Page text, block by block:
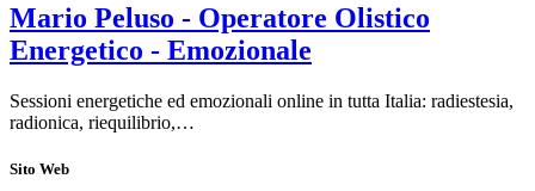
Mario Peluso - Operatore Olistico
Energetico - Emozionale
Sessioni energetiche ed emozionali online in tutta Italia: radiestesia,
radionica, riequilibrio,…
Sito Web